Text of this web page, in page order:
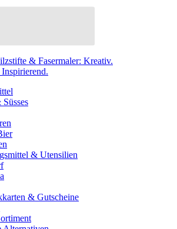
& Fasermaler: Kreativ.
& Utensilien
& Gutscheine